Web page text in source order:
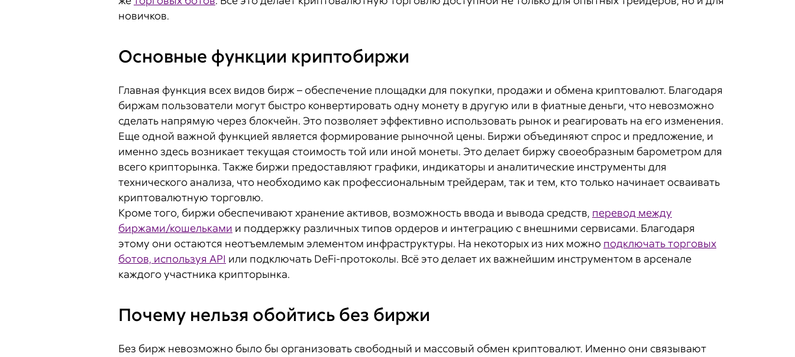
новичков.
Основные функции криптобиржи
Главная функция всех видов бирж – обеспечение площадки для покупки, продажи и обмена криптовалют. Благодаря
биржам пользователи могут быстро конвертировать одну монету в другую или в фиатные деньги, что невозможно
сделать напрямую через блокчейн. Это позволяет эффективно использовать рынок и реагировать на его изменения.
Еще одной важной функцией является формирование рыночной цены. Биржи объединяют спрос и предложение, и
именно здесь возникает текущая стоимость той или иной монеты. Это делает биржу своеобразным барометром для
всего крипторынка. Также биржи предоставляют графики, индикаторы и аналитические инструменты для
технического анализа, что необходимо как профессиональным трейдерам, так и тем, кто только начинает осваивать
криптовалютную торговлю.
Кроме того, биржи обеспечивают хранение активов, возможность ввода и вывода средств, перевод между
биржами/кошельками и поддержку различных типов ордеров и интеграцию с внешними сервисами. Благодаря
этому они остаются неотъемлемым элементом инфраструктуры. На некоторых из них можно подключать торговых
ботов, используя API или подключать DeFi-протоколы. Всё это делает их важнейшим инструментом в арсенале
каждого участника крипторынка.
Почему нельзя обойтись без биржи
Без бирж невозможно было бы организовать свободный и массовый обмен криптовалют. Именно они связывают